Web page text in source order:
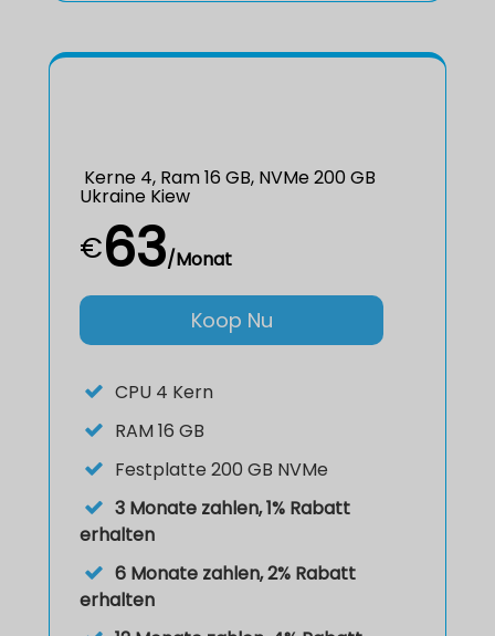
Kerne 4, Ram 16 GB, NVMe 200 GB
Ukraine Kiew
€63/Monat
Koop Nu
CPU 4 Kern
RAM 16 GB
Festplatte 200 GB NVMe
3 Monate zahlen, 1% Rabatt
erhalten
6 Monate zahlen, 2% Rabatt
erhalten